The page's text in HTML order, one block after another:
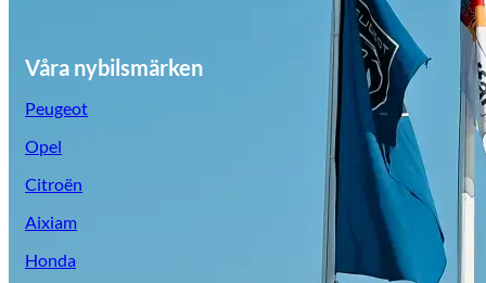
Våra nybilsmärken
Peugeot
Opel
Citroën
Aixiam
Honda